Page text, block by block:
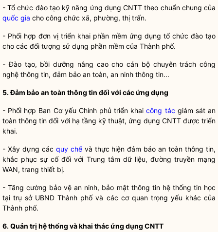
- Tổ chức đào tạo kỹ năng ứng dụng CNTT theo chuẩn chung của
quốc gia cho công chức xã, phường, thị trấn.
- Phối hợp đơn vị triển khai phần mềm ứng dụng tổ chức đào tạo
cho các đối tượng sử dụng phần mềm của Thành phố.
- Đào tạo, bồi dưỡng nâng cao cho cán bộ chuyên trách công
nghệ thông tin, đảm bảo an toàn, an ninh thông tin...
5. Đảm bảo an toàn thông tin đối với các ứng dụng
- Phối hợp Ban Cơ yếu Chính phủ triển khaicông tác giám sát an
toàn thông tin đối với hạ tầng kỹ thuật, ứng dụng CNTT được triển
khai.
- Xây dựng các quy chếvà thực hiện đảm bảo an toàn thông tin,
khắc phục sự cố đối với Trung tâm dữ liệu, đường truyền mạng
WAN, trang thiết bị.
- Tăng cường bảo vệ an ninh, bảo mật thông tin hệ thống tin học
tại trụ sở UBND Thành phố và các cơ quan trọng yếu khác của
Thành phố.
6. Quản trị hệ thống và khai thác ứng dụng CNTT